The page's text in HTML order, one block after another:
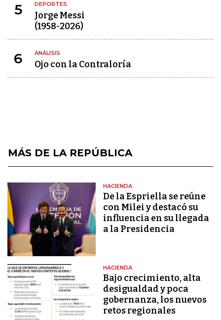
5 DEPORTES
Jorge Messi
(1958-2026)
6 ANÁLISIS
Ojo con la Contraloría
MÁS DE LA REPÚBLICA
HACIENDA
De la Espriella se reúne
con Milei y destacó su
influencia en su llegada
a la Presidencia
HACIENDA
Bajo crecimiento, alta
desigualdad y poca
gobernanza, los nuevos
retos regionales